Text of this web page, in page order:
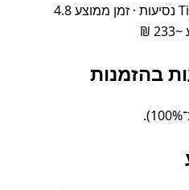
Tigerline Travel – 2 נסיעות · זמן ממוצע 4.8
₪
בהזמנות